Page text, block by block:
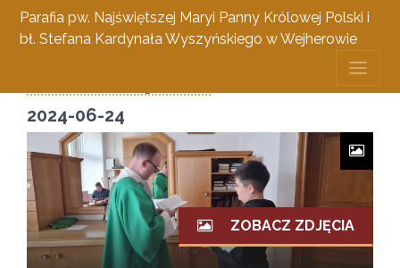
Parafia pw. Najświętszej Maryi Panny Królowej Polski i
bł. Stefana Kardynała Wyszyńskiego w Wejherowie
2024-06-24
22 czerwca 2024
ZOBACZ ZDJĘCIA